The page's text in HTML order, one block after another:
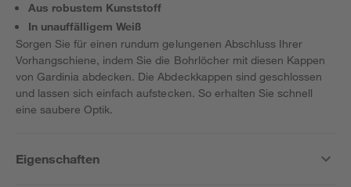
Aus robustem Kunststoff
In unauffälligem Weiß
Sorgen Sie für einen rundum gelungenen Abschluss Ihrer
Vorhangschiene, indem Sie die Bohrlöcher mit diesen Kappen
von Gardinia abdecken. Die Abdeckkappen sind geschlossen
und lassen sich einfach aufstecken. So erhalten Sie schnell
eine saubere Optik.
Eigenschaften